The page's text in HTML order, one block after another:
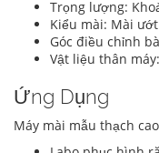
Trọng lượng:
Kiểu mài: Mài ướt
Góc điều chỉnh
Vật liệu thân
Ứng Dụng
Máy mài mẫu thạch